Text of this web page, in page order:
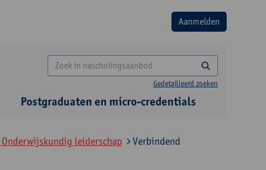
Gedetailleerd zoeken
Postgraduaten en micro-credentials
leiderschap
Verbindend